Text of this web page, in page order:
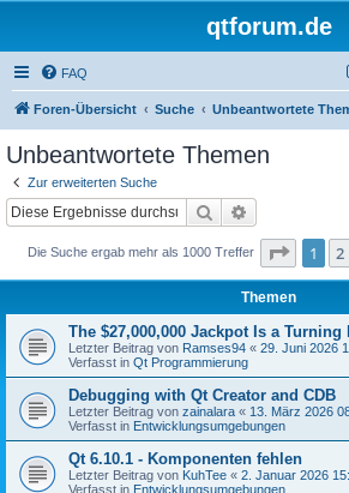
qtforum.de
FAQ
Foren-Übersicht Suche Unbeantwortete
Unbeantwortete Themen
Zur erweiterten Suche
Suche
Die Suche ergab mehr als 1000 Treffer Seite 1
1 2
Themen
The $27,000,000 Jackpot Is a
Letzter Beitrag von Ramses94 « 29. Juni 2026
Verfasst in Qt Programmierung
Debugging with Qt Creator and CDB
Letzter Beitrag von zainalara « 13. März 2026
Verfasst in Entwicklungsumgebungen
Qt 6.10.1 - Komponenten fehlen
Letzter Beitrag von KuhTee « 2. Januar 2026
Verfasst in Entwicklungsumgebungen